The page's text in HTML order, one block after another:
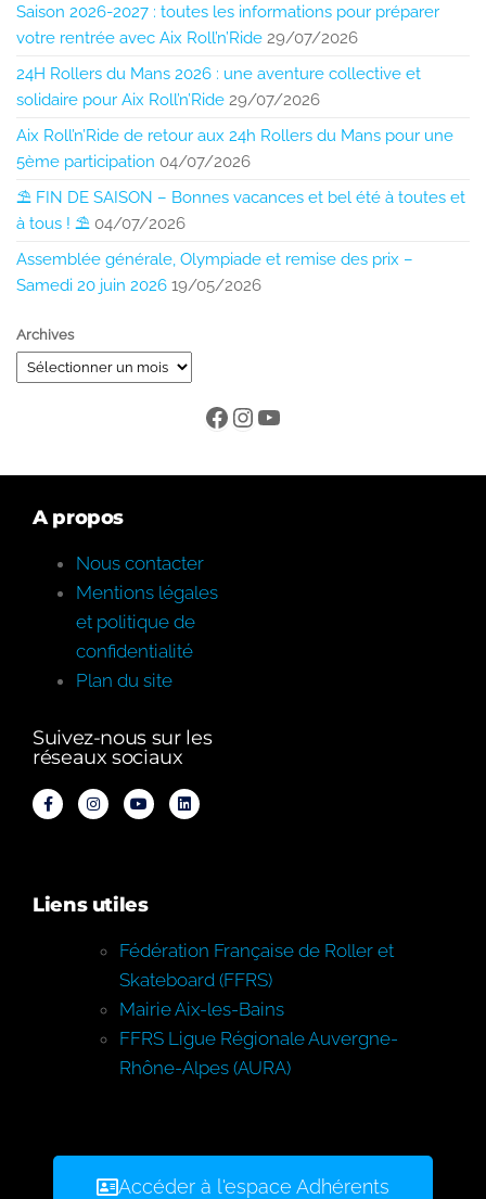
Saison 2026-2027 : toutes les informations pour préparer
votre rentrée avec Aix Roll’n’Ride 29/07/2026
24H Rollers du Mans 2026 : une aventure collective et
solidaire pour Aix Roll’n’Ride 29/07/2026
Aix Roll’n’Ride de retour aux 24h Rollers du Mans pour une
5ème participation 04/07/2026
⛱️ FIN DE SAISON – Bonnes vacances et bel été à toutes et
à tous ! ⛱️ 04/07/2026
Assemblée générale, Olympiade et remise des prix –
Samedi 20 juin 2026 19/05/2026
Archives
A propos
Nous contacter
Mentions légales
et politique de
confidentialité
Plan du site
Suivez-nous sur les
réseaux sociaux
Liens utiles
Fédération Française de Roller et
Skateboard (FFRS)
Mairie Aix-les-Bains
FFRS Ligue Régionale Auvergne-
Rhône-Alpes (AURA)
Accéder à l'espace Adhérents